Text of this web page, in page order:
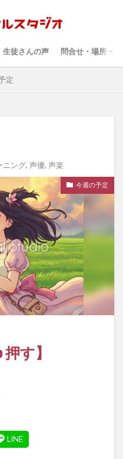
生徒さんの声 問合せ・場所・
定
ニング, 声優, 声楽
今週の予定
す】